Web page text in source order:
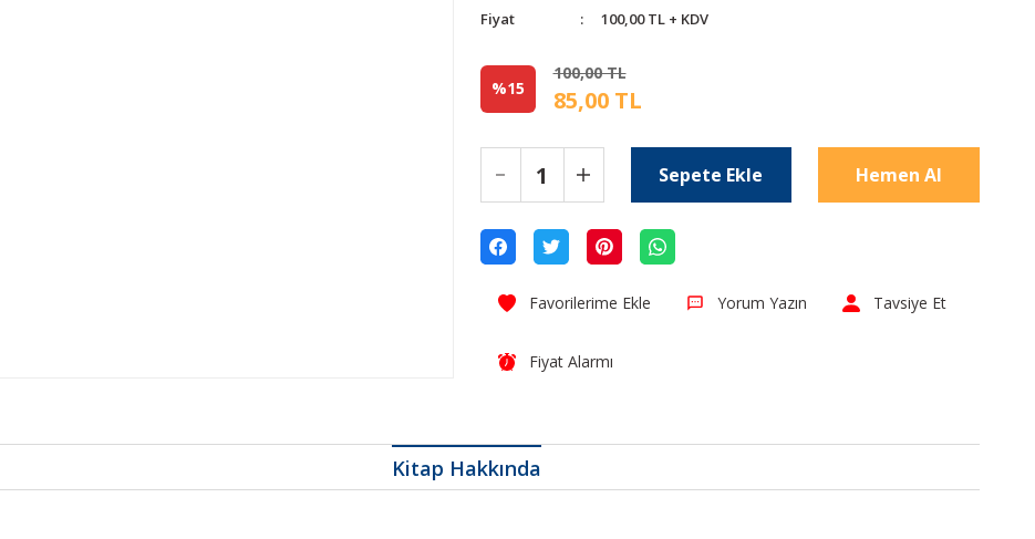
Fiyat
100,00 TL + KDV
%15
100,00 TL
85,00 TL
Sepete Ekle Hemen Al
Yorum Yazın Tavsiye Et
Fiyat Alarmı
Kitap Hakkında